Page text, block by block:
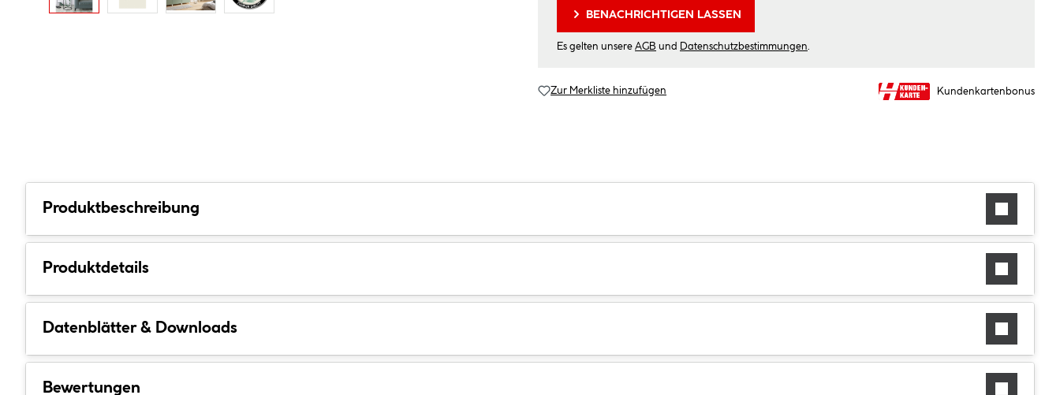
BENACHRICHTIGEN LASSEN
Es gelten unsere AGB und Datenschutzbestimmungen
Zur Merkliste hinzufügen Kundenkartenbonus
Produktbeschreibung
Produktdetails
Datenblätter & Downloads
Bewertungen